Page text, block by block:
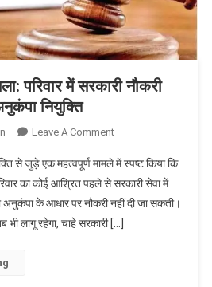
परिवार में सरकारी नौकरी
नियुक्ति
Leave A CommentOn
का
बड़ा
फैसला:
परिवार
से जुड़े एक महत्वपूर्ण मामले में स्पष्ट किया कि
का कोई आश्रित पहले से सरकारी सेवा में
अनुकंपा के आधार पर नौकरी नहीं दी जा सकती।
लागू रहेगा, चाहे सरकारी […]